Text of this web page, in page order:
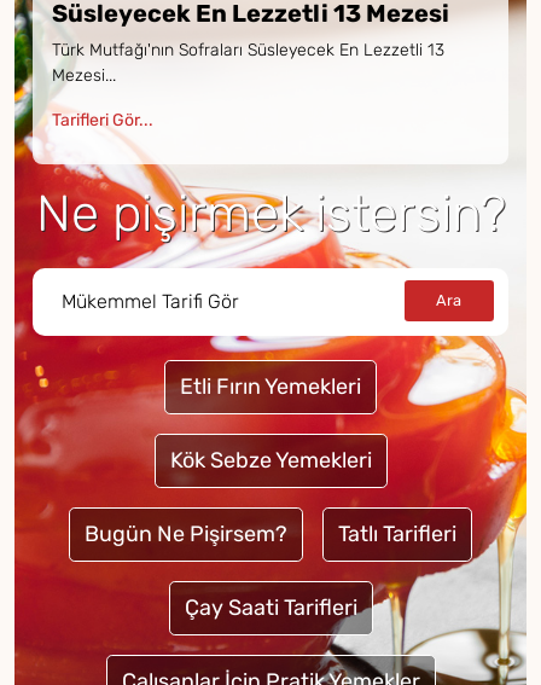
Süsleyecek En Lezzetli 13 Mezesi
Türk Mutfağı'nın Sofraları Süsleyecek En Lezzetli 13
Mezesi...
Tarifleri Gör...
Ne pişirmek istersin?
Etli Fırın Yemekleri
Kök Sebze Yemekleri
Bugün Ne Pişirsem? Tatlı Tarifleri
Çay Saati Tarifleri